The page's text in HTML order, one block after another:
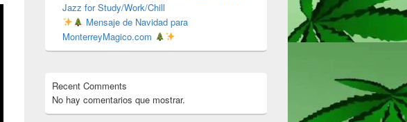
Jazz for Study/Work/Chill
Mensaje de Navidad para
MonterreyMagico.com
Recent Comments
No hay comentarios que mostrar.